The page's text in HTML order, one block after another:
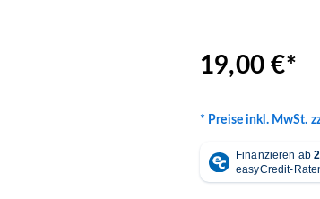
19,00 €*
* Preise inkl. MwSt.